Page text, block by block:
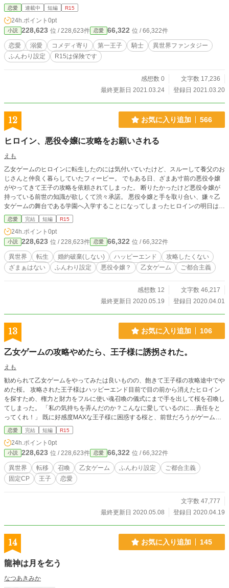
る。 「……私の護衛騎士になったらどうかな。アナトルと会う機会は、他の仕
事より多いと思うのだけれど」 常敗無勝の一方的な恋しか知らなかったフィ
ーネは、ユーグの想いに気づかない。 ……周囲から見れば、ユーグがフィー
ネを溺愛していることは明らかなのだが。
恋愛 連載中 短編 R15
24h.ポイント 0pt
小説 228,623 位 / 228,623件 恋愛 66,322 位 / 66,322件
恋愛 溺愛 コメディ寄り 第一王子 騎士
異世界ファンタジー
ふんわり設定
R15は保険です
感想数 0
文字数 17,236
最終更新日 2021.03.24
登録日 2021.03.20
12 お気に入り追加 566
ヒロイン、悪役令嬢に攻略をお願いされる
えも
乙女ゲームのヒロインに転生したのには気付いていたけど、スルーして養父のお
じさんと仲良く暮らしていたフィービー。 でもある日、ざまあ寸前の悪役令嬢
がやってきて王子の攻略を依頼されてしまった。 断りたかったけど悪役令嬢が
持っている前世の知識が欲しくて渋々承諾。 悪役令嬢と手を取り合い、嫌々乙
女ゲームの舞台である学園へ入学することになってしまったヒロインの明日はど
っちだ！
恋愛 完結 短編 R15
24h.ポイント 0pt
小説 228,623 位 / 228,623件 恋愛 66,322 位 / 66,322件
異世界 転生 婚約破棄(しない) ハッピーエンド
攻略したくない
ざまぁはない
ふんわり設定 悪役令嬢？ 乙女ゲーム ご都合主義
感想数 12
文字数 46,217
最終更新日 2020.05.19
登録日 2020.04.01
13 お気に入り追加 106
乙女ゲームの攻略やめたら、王子様に誘拐された。
えも
勧められて乙女ゲームをやってみたは良いものの、飽きて王子様の攻略途中でや
めた桜。 攻略された王子様はハッピーエンド目前で目の前から消えたヒロイン
を探すため、権力と財力をフルに使い魂召喚の儀式にまで手を出して桜を召喚し
てしまった。 「私の気持ちを弄んだのか？こんなに愛しているのに…責任をと
ってくれ！」 既に好感度MAXな王子様に困惑する桜と、前世だろうがゲームだ
ろうが桜なら何でもいい王子様のお話。
恋愛 完結 短編 R15
24h.ポイント 0pt
小説 228,623 位 / 228,623件 恋愛 66,322 位 / 66,322件
異世界 転移 召喚 乙女ゲーム ふんわり設定
ご都合主義
固定CP
王子 恋愛
文字数 47,777
最終更新日 2020.05.08
登録日 2020.04.19
14 お気に入り追加 145
龍神は月を乞う
なつあきみか